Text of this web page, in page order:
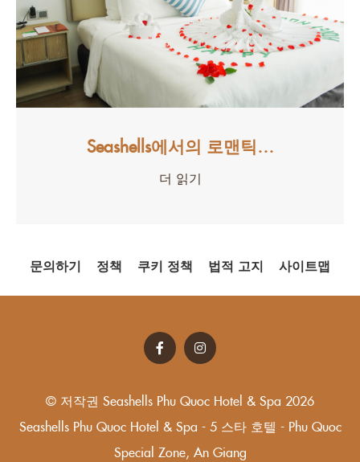
Seashells에서의 로맨틱…
더 읽기
문의하기 정책 쿠키 정책 법적 고지 사이트맵
© 저작권 Seashells Phu Quoc Hotel & Spa 2026
Seashells Phu Quoc Hotel & Spa - 5 스타 호텔 - Phu Quoc
Special Zone, An Giang